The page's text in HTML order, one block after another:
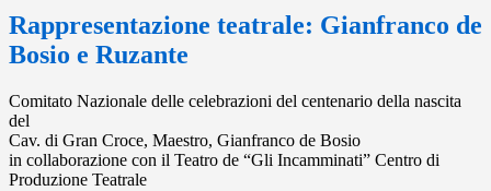
Rappresentazione teatrale: Gianfranco de
Bosio e Ruzante
Comitato Nazionale delle celebrazioni del centenario della nascita
del
Cav. di Gran Croce, Maestro, Gianfranco de Bosio
in collaborazione con il Teatro de “Gli Incamminati” Centro di
Produzione Teatrale